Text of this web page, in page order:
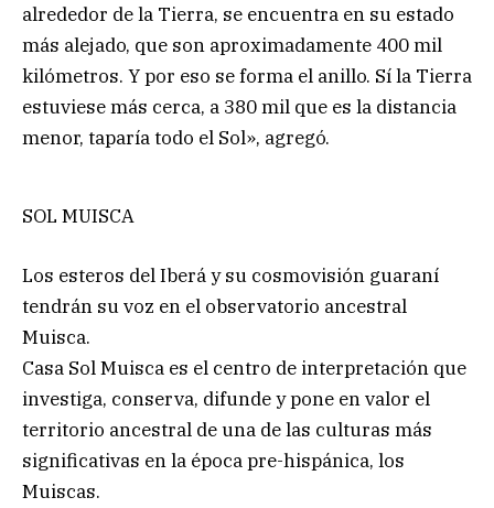
alrededor de la Tierra, se encuentra en su estado
más alejado, que son aproximadamente 400 mil
kilómetros. Y por eso se forma el anillo. Sí la Tierra
estuviese más cerca, a 380 mil que es la distancia
menor, taparía todo el Sol», agregó.
SOL MUISCA
Los esteros del Iberá y su cosmovisión guaraní
tendrán su voz en el observatorio ancestral
Muisca.
Casa Sol Muisca es el centro de interpretación que
investiga, conserva, difunde y pone en valor el
territorio ancestral de una de las culturas más
significativas en la época pre-hispánica, los
Muiscas.